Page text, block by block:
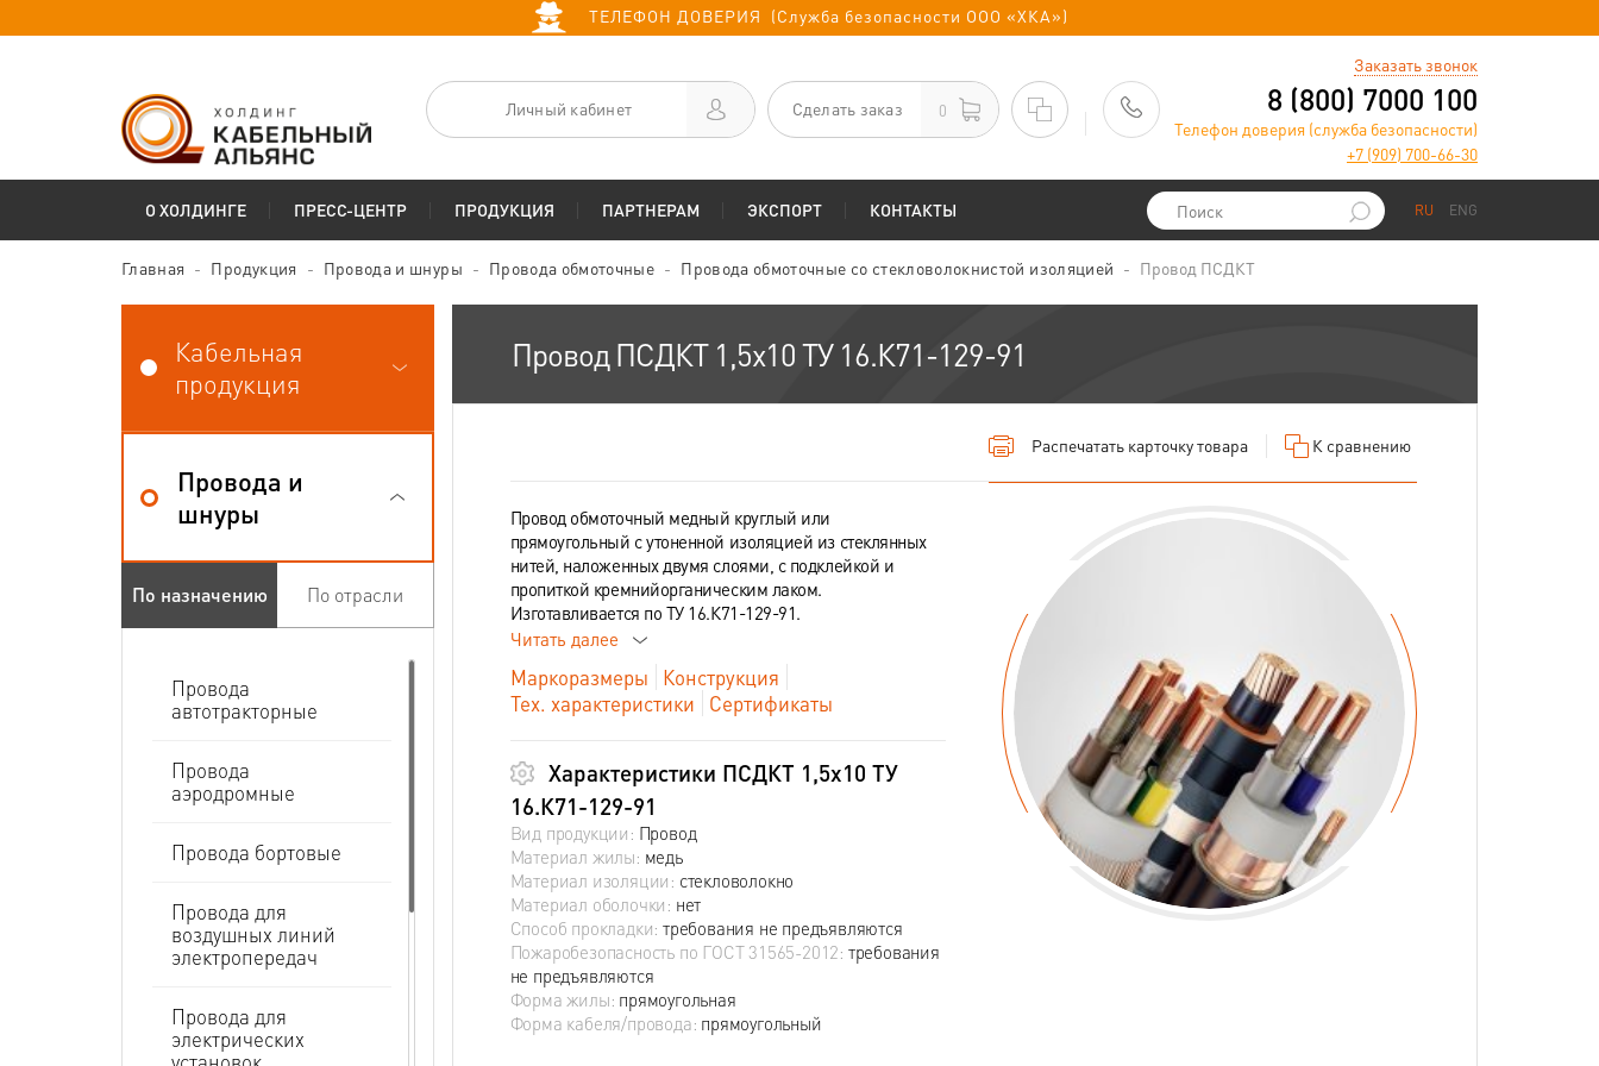
ТЕЛЕФОН ДОВЕРИЯ (Служба безопасности ООО «ХКА»)
Личный кабинет Сделать заказ 0
Заказать звонок
8 (800) 7000 100
Телефон доверия (служба безопасности)
+7 (909) 700-66-30
О ХОЛДИНГЕ ПРЕСС-ЦЕНТР ПРОДУКЦИЯ ПАРТНЕРАМ ЭКСПОРТ КОНТАКТЫ RU ENG
Главная Продукция Провода и шнуры Провода обмоточные Провода обмоточные со стекловолокнистой изоляцией Провод ПСДКТ
Кабельная
продукция
Провода и
шнуры
По назначению По отрасли
Провода
автотракторные
Провода
аэродромные
Провода бортовые
Провода для
воздушных линий
электропередач
Провода для
электрических
Провод ПСДКТ 1,5х10 ТУ 16.К71-129-91
Распечатать карточку товара К сравнению
Провод обмоточный медный круглый или
прямоугольный с утоненной изоляцией из стеклянных
нитей, наложенных двумя слоями, с подклейкой и
пропиткой кремнийорганическим лаком.
Изготавливается по ТУ 16.К71-129-91.
Читать далее
Маркоразмеры
Конструкция
Тех. характеристики
Сертификаты
Характеристики ПСДКТ 1,5х10 ТУ
16.К71-129-91
Вид продукции: Провод
Материал жилы: медь
Материал изоляции: стекловолокно
Материал оболочки: нет
Способ прокладки: требования не предъявляются
Пожаробезопасность по ГОСТ 31565-2012: требования
не предъявляются
Форма жилы: прямоугольная
Форма кабеля/провода: прямоугольный